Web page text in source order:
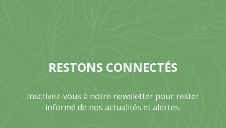
RESTONS CONNECTÉS
Inscrivez-vous à notre newsletter pour rester
informé de nos actualités et alertes.